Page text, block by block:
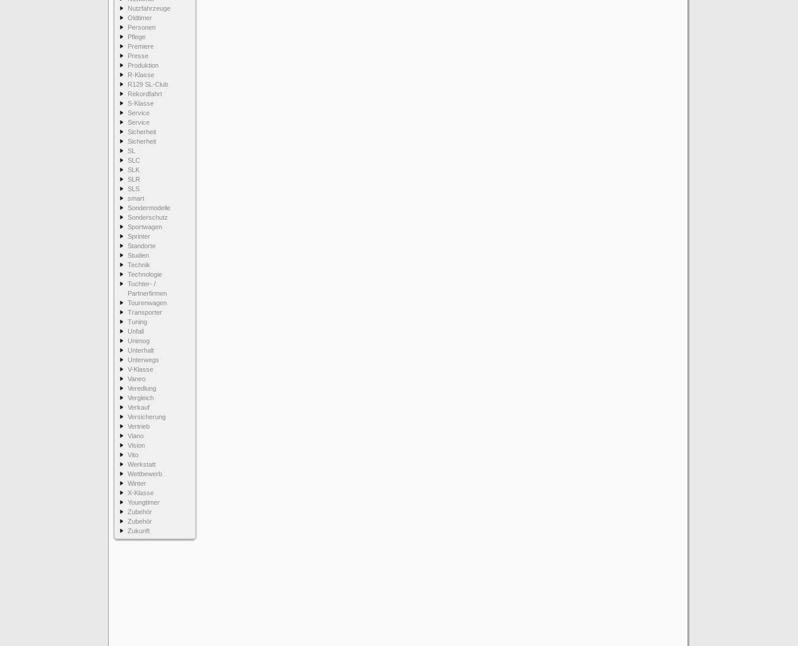
Nutzfahrzeuge
Oldtimer
Personen
Pflege
Premiere
Presse
Produktion
R-Klasse
R129 SL-Club
Rekordfahrt
S-Klasse
Service
Service
Sicherheit
Sicherheit
SL
SLC
SLK
SLR
SLS
smart
Sondermodelle
Sonderschutz
Sportwagen
Sprinter
Standorte
Studien
Technik
Technologie
Tochter- /
Partnerfirmen
Tourenwagen
Transporter
Tuning
Unfall
Unimog
Unterhalt
Unterwegs
V-Klasse
Vaneo
Veredlung
Vergleich
Verkauf
Versicherung
Vertrieb
Viano
Vision
Vito
Werkstatt
Wettbewerb
Winter
X-Klasse
Youngtimer
Zubehör
Zubehör
Zukunft